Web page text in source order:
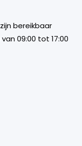
bereikbaar
09:00 tot 17:00